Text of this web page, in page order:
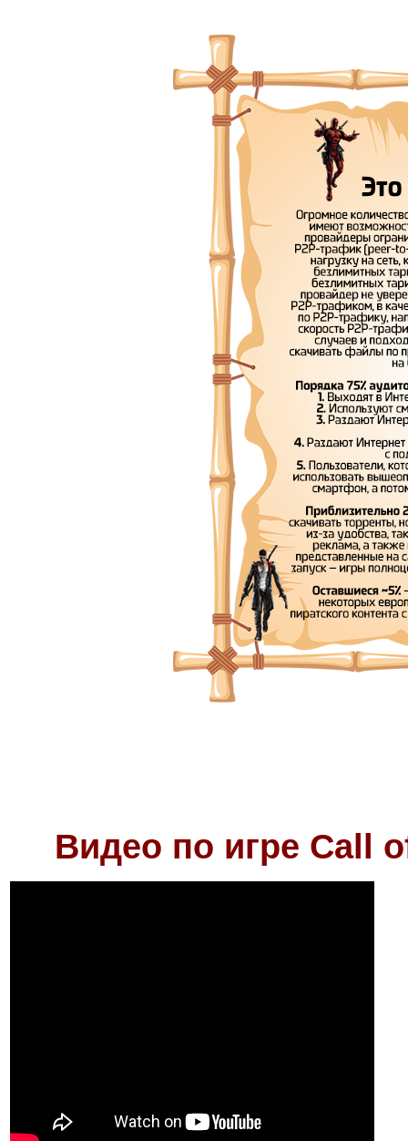
Видео по игре Call